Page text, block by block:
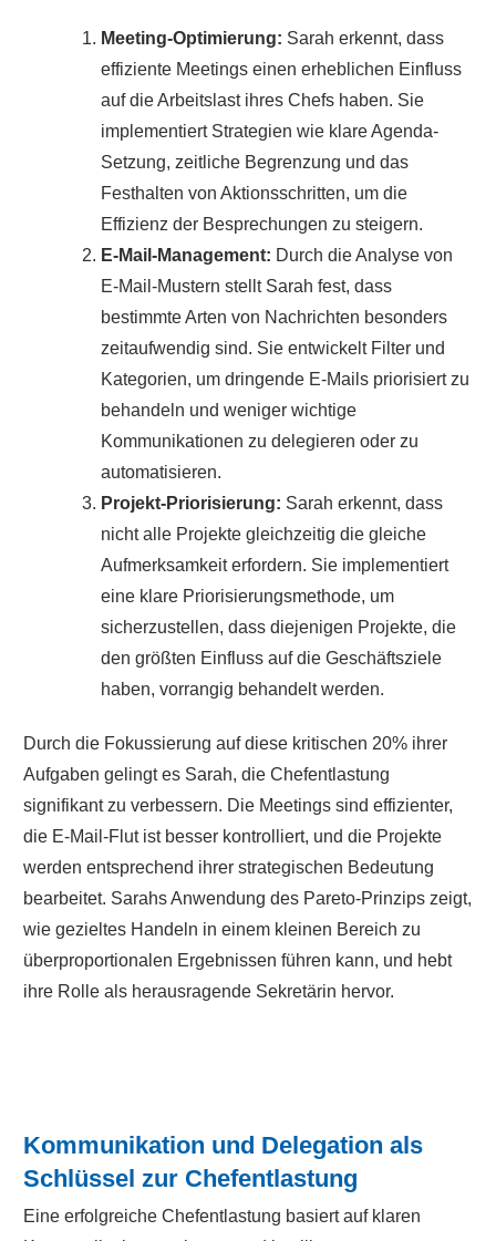
Meeting-Optimierung: Sarah erkennt, dass
effiziente Meetings einen erheblichen Einfluss
auf die Arbeitslast ihres Chefs haben. Sie
implementiert Strategien wie klare Agenda-
Setzung, zeitliche Begrenzung und das
Festhalten von Aktionsschritten, um die
Effizienz der Besprechungen zu steigern.
E-Mail-Management: Durch die Analyse von
E-Mail-Mustern stellt Sarah fest, dass
bestimmte Arten von Nachrichten besonders
zeitaufwendig sind. Sie entwickelt Filter und
Kategorien, um dringende E-Mails priorisiert zu
behandeln und weniger wichtige
Kommunikationen zu delegieren oder zu
automatisieren.
Projekt-Priorisierung: Sarah erkennt, dass
nicht alle Projekte gleichzeitig die gleiche
Aufmerksamkeit erfordern. Sie implementiert
eine klare Priorisierungsmethode, um
sicherzustellen, dass diejenigen Projekte, die
den größten Einfluss auf die Geschäftsziele
haben, vorrangig behandelt werden.
Durch die Fokussierung auf diese kritischen 20% ihrer
Aufgaben gelingt es Sarah, die Chefentlastung
signifikant zu verbessern. Die Meetings sind effizienter,
die E-Mail-Flut ist besser kontrolliert, und die Projekte
werden entsprechend ihrer strategischen Bedeutung
bearbeitet. Sarahs Anwendung des Pareto-Prinzips zeigt,
wie gezieltes Handeln in einem kleinen Bereich zu
überproportionalen Ergebnissen führen kann, und hebt
ihre Rolle als herausragende Sekretärin hervor.
Kommunikation und Delegation als
Schlüssel zur Chefentlastung
Eine erfolgreiche Chefentlastung basiert auf klaren